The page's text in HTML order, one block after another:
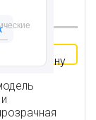
—
корзину